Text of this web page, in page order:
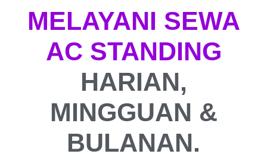
MELAYANI SEWA
AC STANDING
HARIAN,
MINGGUAN &
BULANAN.